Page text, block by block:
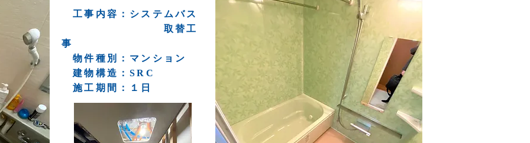
After
工事内容：システムバス
​ 取替工
事
物件種別：マンション
​ 建物構造：SRC
施工期間：１日